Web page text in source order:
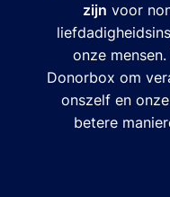
zijn voor
onze
Donorbox om
onszelf en
betere